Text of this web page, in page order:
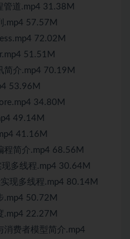
管道.mp4 31.38M
.mp4 57.57M
72.02M
51.51M
简介.mp4 70.19M
53.96M
34.80M
49.14M
41.16M
程简介.mp4 68.56M
多线程.mp4 30.64M
现多线程.mp4 80.14M
.mp4 50.72M
.mp4 22.27M
消费者模型简介.mp4